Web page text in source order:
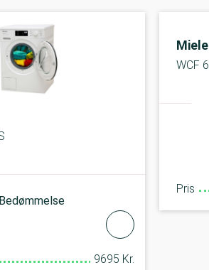
Bedømmelse
9695 Kr.
Miele
WCF
Pris